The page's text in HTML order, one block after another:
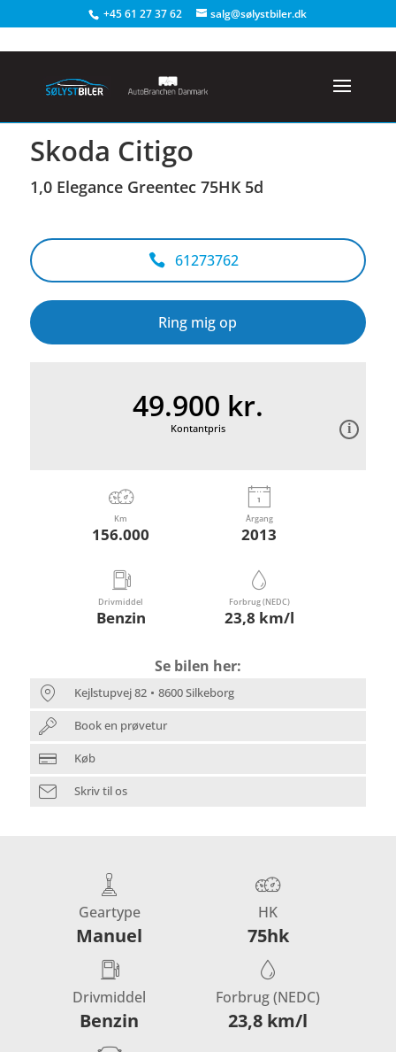
+45 61 27 37 62 salg@sølystbiler.dk
Tilbage til søgeresultat
Skoda Citigo
1,0 Elegance Greentec 75HK 5d
61273762
Ring mig op
49.900 kr.
Kontantpris
Km
156.000
Årgang
2013
Drivmiddel
Benzin
Forbrug (NEDC)
23,8 km/l
Se bilen her:
Kejlstupvej 82 8600 Silkeborg
Book en prøvetur
Køb
Skriv til os
Geartype
Manuel
HK
75hk
Drivmiddel
Benzin
Forbrug (NEDC)
23,8 km/l